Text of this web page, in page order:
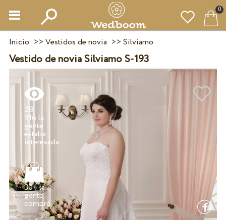
0
Inicio >> Vestidos de novia >> Silviamo
Vestido de novia Silviamo S-193
28
916 la
gente
estaba
30+ la
gente
compró